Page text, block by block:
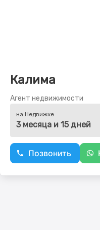
Калима
Агент недвижимости
на Недвижке
3 месяца и 15 дней
Позвонить